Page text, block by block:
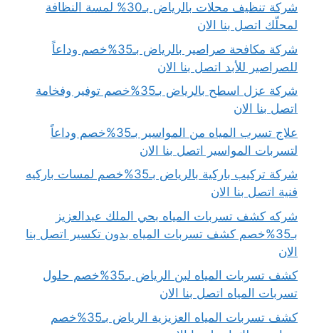
شركة تنظيف محلات بالرياض بـ30% لمسة النظافة
لمحلّك اتصل بنا الان
شركة مكافحة صراصير بالرياض بـ35%خصم وداعاً
للصراصير للأبد اتصل بنا الان
شركة عزل اسطح بالرياض بـ35%خصم توفير وفخامة
اتصل بنا الان
علاج تسرب المياه من المواسير بـ35%خصم وداعاً
لتسربات المواسير اتصل بنا الان
شركة تركيب باركية بالرياض بـ35%خصم لمسات باركيه
فنية اتصل بنا الان
شركه كشف تسربات المياه بحي الملك عبدالعزيز
بـ35%خصم كشف تسربات المياه بدون تكسير اتصل بنا
الان
كشف تسربات المياه لبن الرياض بـ35%خصم حلول
تسربات المياه اتصل بنا الان
كشف تسربات المياه العزيزية الرياض بـ35%خصم